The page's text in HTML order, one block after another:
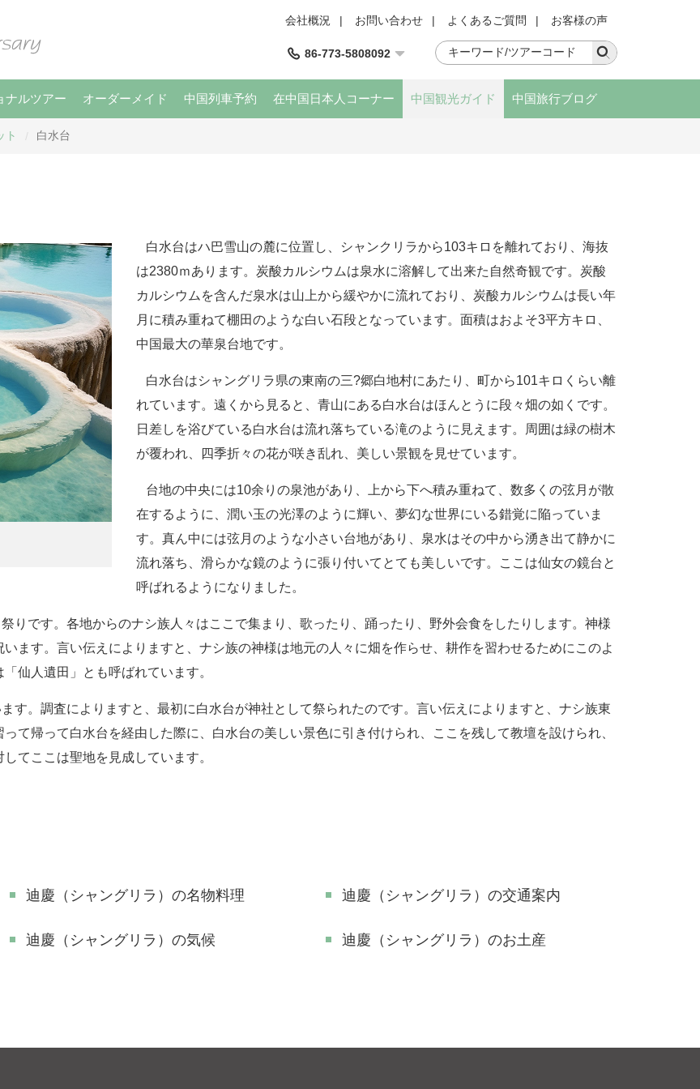
会社概況 | お問い合わせ | よくあるご質問 | お客様の声
86-773-5808092
ナルツアー オーダーメイド 中国列車予約 在中国日本人コーナー 中国観光ガイド 中国旅行ブログ
ト 白水台
白水台はハ巴雪山の麓に位置し、シャンクリラから103キロを離れており、海抜
は2380ｍあります。炭酸カルシウムは泉水に溶解して出来た自然奇観です。炭酸
カルシウムを含んだ泉水は山上から緩やかに流れており、炭酸カルシウムは長い年
月に積み重ねて棚田のような白い石段となっています。面積はおよそ3平方キロ、
中国最大の華泉台地です。
白水台はシャングリラ県の東南の三?郷白地村にあたり、町から101キロくらい離
れています。遠くから見ると、青山にある白水台はほんとうに段々畑の如くです。
日差しを浴びている白水台は流れ落ちている滝のように見えます。周囲は緑の樹木
が覆われ、四季折々の花が咲き乱れ、美しい景観を見せています。
台地の中央には10余りの泉池があり、上から下へ積み重ねて、数多くの弦月が散
在するように、潤い玉の光澤のように輝い、夢幻な世界にいる錯覚に陥っていま
す。真ん中には弦月のような小さい台地があり、泉水はその中から湧き出て静かに
流れ落ち、滑らかな鏡のように張り付いてとても美しいです。ここは仙女の鏡台と
呼ばれるようになりました。
りです。各地からのナシ族人々はここで集まり、歌ったり、踊ったり、野外会食をしたりします。神様
ます。言い伝えによりますと、ナシ族の神様は地元の人々に畑を作らせ、耕作を習わせるためにこのよ
仙人遺田」とも呼ばれています。
す。調査によりますと、最初に白水台が神社として祭られたのです。言い伝えによりますと、ナシ族東
て帰って白水台を経由した際に、白水台の美しい景色に引き付けられ、ここを残して教壇を設けられ、
てここは聖地を見成しています。
迪慶（シャングリラ）の名物料理 迪慶（シャングリラ）の交通案内
迪慶（シャングリラ）の気候 迪慶（シャングリラ）のお土産